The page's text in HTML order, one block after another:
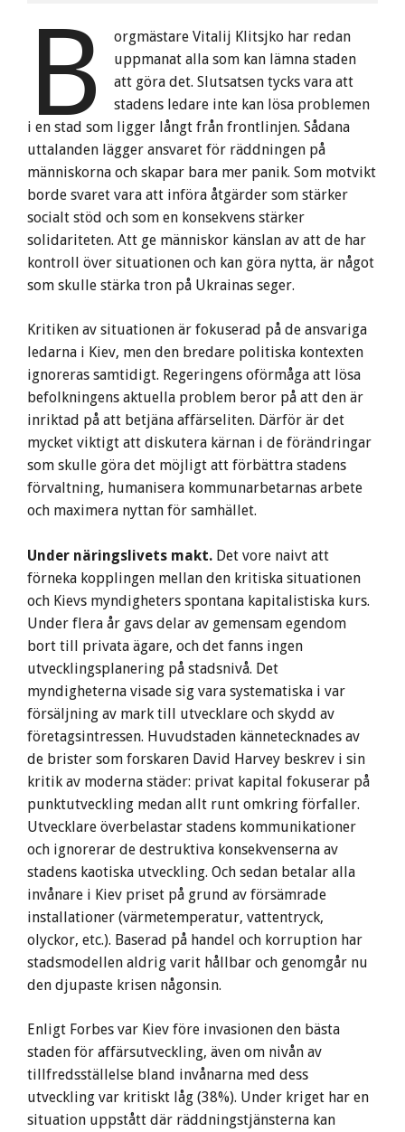
B
orgmästare Vitalij Klitsjko har redan
uppmanat alla som kan lämna staden
att göra det. Slutsatsen tycks vara att
stadens ledare inte kan lösa problemen
i en stad som ligger långt från frontlinjen. Sådana
uttalanden lägger ansvaret för räddningen på
människorna och skapar bara mer panik. Som motvikt
borde svaret vara att införa åtgärder som stärker
socialt stöd och som en konsekvens stärker
solidariteten. Att ge människor känslan av att de har
kontroll över situationen och kan göra nytta, är något
som skulle stärka tron på Ukrainas seger.
Kritiken av situationen är fokuserad på de ansvariga
ledarna i Kiev, men den bredare politiska kontexten
ignoreras samtidigt. Regeringens oförmåga att lösa
befolkningens aktuella problem beror på att den är
inriktad på att betjäna affärseliten. Därför är det
mycket viktigt att diskutera kärnan i de förändringar
som skulle göra det möjligt att förbättra stadens
förvaltning, humanisera kommunarbetarnas arbete
och maximera nyttan för samhället.
Under näringslivets makt. Det vore naivt att
förneka kopplingen mellan den kritiska situationen
och Kievs myndigheters spontana kapitalistiska kurs.
Under flera år gavs delar av gemensam egendom
bort till privata ägare, och det fanns ingen
utvecklingsplanering på stadsnivå. Det
myndigheterna visade sig vara systematiska i var
försäljning av mark till utvecklare och skydd av
företagsintressen. Huvudstaden kännetecknades av
de brister som forskaren David Harvey beskrev i sin
kritik av moderna städer: privat kapital fokuserar på
punktutveckling medan allt runt omkring förfaller.
Utvecklare överbelastar stadens kommunikationer
och ignorerar de destruktiva konsekvenserna av
stadens kaotiska utveckling. Och sedan betalar alla
invånare i Kiev priset på grund av försämrade
installationer (värmetemperatur, vattentryck,
olyckor, etc.). Baserad på handel och korruption har
stadsmodellen aldrig varit hållbar och genomgår nu
den djupaste krisen någonsin.
Enligt Forbes var Kiev före invasionen den bästa
staden för affärsutveckling, även om nivån av
tillfredsställelse bland invånarna med dess
utveckling var kritiskt låg (38%). Under kriget har en
situation uppstått där räddningstjänsterna kan